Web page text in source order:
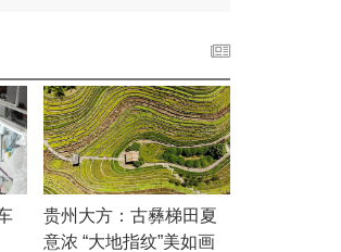
贵州大方：古彝梯田夏
意浓 “大地指纹”美如画